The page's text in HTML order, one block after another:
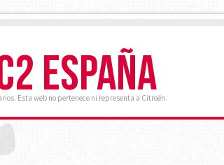
ESPAÑA
Esta web no pertenece ni representa a Citroën.